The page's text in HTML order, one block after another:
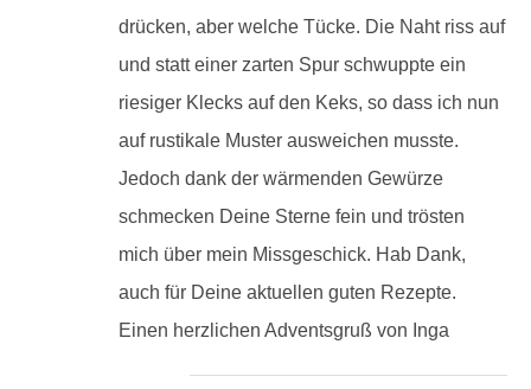
drücken, aber welche Tücke. Die Naht riss auf
und statt einer zarten Spur schwuppte ein
riesiger Klecks auf den Keks, so dass ich nun
auf rustikale Muster ausweichen musste.
Jedoch dank der wärmenden Gewürze
schmecken Deine Sterne fein und trösten
mich über mein Missgeschick. Hab Dank,
auch für Deine aktuellen guten Rezepte.
Einen herzlichen Adventsgruß von Inga